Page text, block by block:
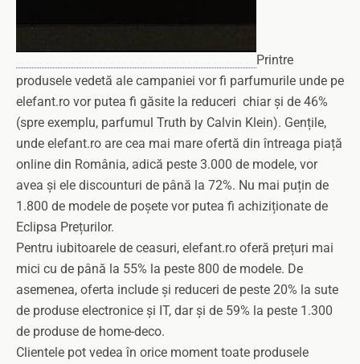
Printre
produsele vedetă ale campaniei vor fi parfumurile unde pe
elefant.ro vor putea fi găsite la reduceri chiar și de 46%
(spre exemplu, parfumul Truth by Calvin Klein). Gențile,
unde elefant.ro are cea mai mare ofertă din întreaga piață
online din România, adică peste 3.000 de modele, vor
avea și ele discounturi de până la 72%. Nu mai puțin de
1.800 de modele de poșete vor putea fi achiziționate de
Eclipsa Prețurilor.
Pentru iubitoarele de ceasuri, elefant.ro oferă prețuri mai
mici cu de până la 55% la peste 800 de modele. De
asemenea, oferta include și reduceri de peste 20% la sute
de produse electronice și IT, dar și de 59% la peste 1.300
de produse de home-deco.
Clientele pot vedea în orice moment toate produsele